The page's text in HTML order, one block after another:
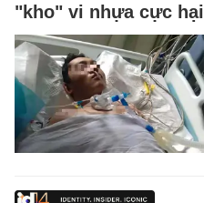
"kho" vi nhựa cực